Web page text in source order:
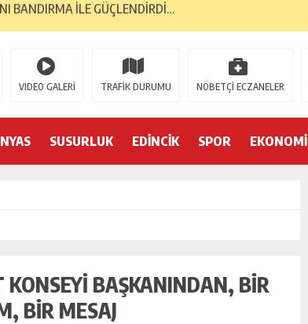
DÖRT GÖZLE BEKLİYOR…
SÜRDÜRDÜ…
DEMOKRASİ PLATFORMU’NDAN…
52 YIL SONRA AHD-İ VEFA…
VIDEO GALERİ TRAFİK DURUMU NÖBETÇİ ECZANELER
SUSURLUK EDİNCİK SPOR EKONOMİ
KONSEYİ BAŞKANINDAN, BİR
BİR MESAJ